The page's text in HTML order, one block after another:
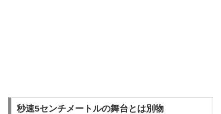
秒速5センチメートルの舞台とは別物